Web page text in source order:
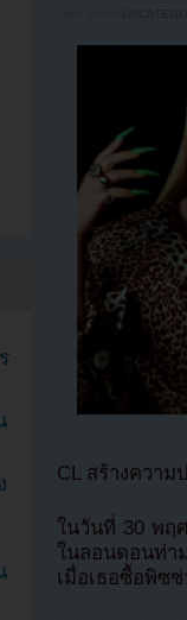
CL สร้างควา
ในวันที่ 30 พฤ
ในลอนดอนท่า
เมื่อเธอซื้อพิซ